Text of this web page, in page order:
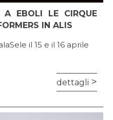
A EBOLI LE CIRQUE
IN ALIS
il 15 e il 16 aprile
dettagli